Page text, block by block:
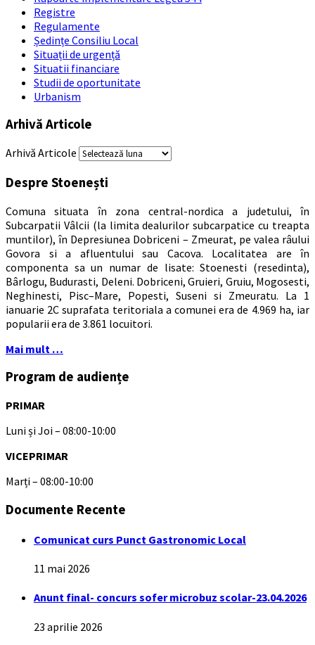
Registre
Regulamente
Ședințe Consiliu Local
Situații de urgență
Situatii financiare
Studii de oportunitate
Urbanism
Arhivă Articole
Arhivă Articole
Despre Stoenești
Comuna situata în zona central-nordica a judetului, în
Subcarpatii Vâlcii (la limita dealurilor subcarpatice cu treapta
muntilor), în Depresiunea Dobriceni – Zmeurat, pe valea râului
Govora si a afluentului sau Cacova. Localitatea are în
componenta sa un numar de lisate: Stoenesti (resedinta),
Bârlogu, Budurasti, Deleni. Dobriceni, Gruieri, Gruiu, Mogosesti,
Neghinesti, Pisc–Mare, Popesti, Suseni si Zmeuratu. La 1
ianuarie 2C suprafata teritoriala a comunei era de 4.969 ha, iar
popularii era de 3.861 locuitori.
Mai mult …
Program de audiențe
PRIMAR
Luni și Joi – 08:00-10:00
VICEPRIMAR
Marți – 08:00-10:00
Documente Recente
Comunicat curs Punct Gastronomic Local
11 mai 2026
Anunt final- concurs sofer microbuz scolar-23.04.2026
23 aprilie 2026